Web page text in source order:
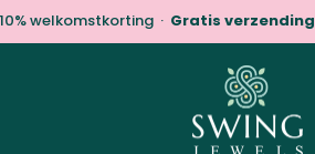
10% welkomstkorting · Gratis verzending